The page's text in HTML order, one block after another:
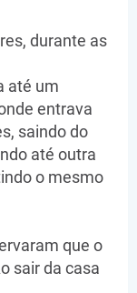
durante as
até um
entrava
saindo do
até outra
o mesmo
que o
sair da casa